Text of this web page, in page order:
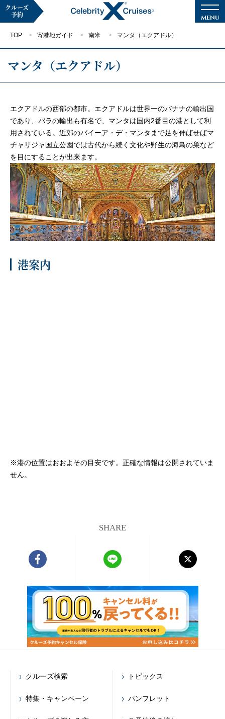
クルーズ検索
キャンペーン・特集
クルーズの楽しみ方
船内へようこそ
客船のご案内
寄港地ガイド
クルーズ
予約
TOP 寄港地ガイド 南米 マンタ（エクアドル）
マンタ（エクアドル）
エクアドルの西部の都市。エクアドルは世界一のバナナの輸出国
であり、バラの輸出も有名で、マンタは国内2番目の港として利
用されている。近郊のバイーア・デ・マンタまで足を伸ばせばマ
チャリジャ国立公園では古代から続く文化や野生の海鳥の巣など
を目にすることが出来ます。
港案内
※港の位置はおおよその目安です。正確な情報は公開されていま
せん。
SHARE
クルーズ検索
特集・キャンペーン
トピックス
パンフレット